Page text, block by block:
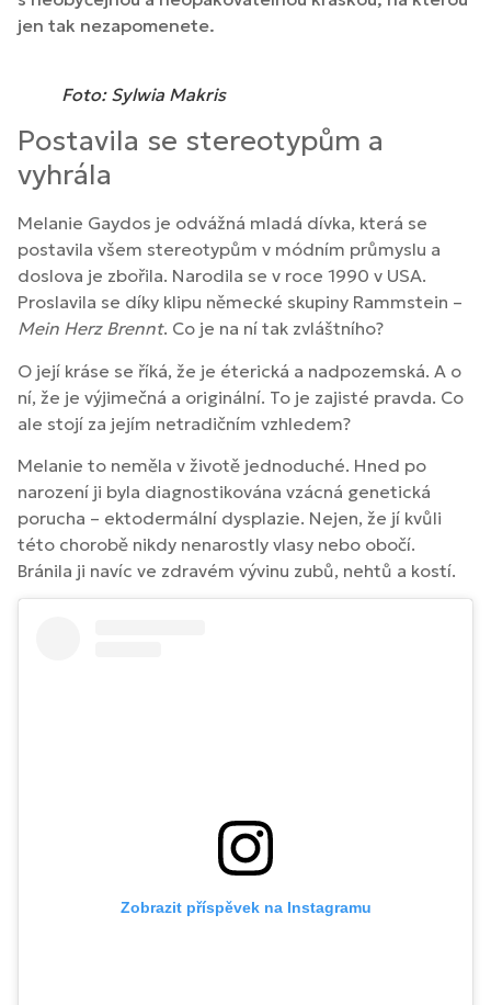
jen tak nezapomenete.
Foto: Sylwia Makris
Postavila se stereotypům a
vyhrála
Melanie Gaydos je odvážná mladá dívka, která se
postavila všem stereotypům v módním průmyslu a
doslova je zbořila. Narodila se v roce 1990 v USA.
Proslavila se díky klipu německé skupiny Rammstein –
Mein Herz Brennt. Co je na ní tak zvláštního?
O její kráse se říká, že je éterická a nadpozemská. A o
ní, že je výjimečná a originální. To je zajisté pravda. Co
ale stojí za jejím netradičním vzhledem?
Melanie to neměla v životě jednoduché. Hned po
narození ji byla diagnostikována vzácná genetická
porucha – ektodermální dysplazie. Nejen, že jí kvůli
této chorobě nikdy nenarostly vlasy nebo obočí.
Bránila ji navíc ve zdravém vývinu zubů, nehtů a kostí.
Zobrazit příspěvek na Instagramu